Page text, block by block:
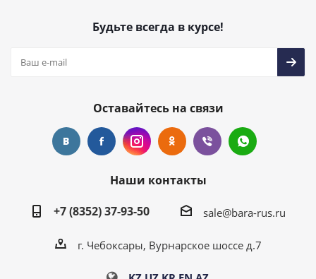
Будьте всегда в курсе!
Оставайтесь на связи
Наши контакты
+7 (8352) 37-93-50
sale@bara-rus.ru
г. Чебоксары, Вурнарское шоссе д.7